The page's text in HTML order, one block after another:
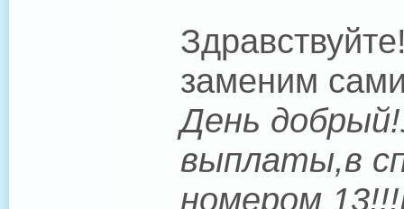
заменим
День
выплаты,в
номером